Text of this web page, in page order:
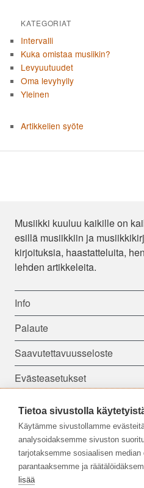
KATEGORIAT
Intervalli
Kuka omistaa musiikin?
Levyuutuudet
Oma levyhylly
Yleinen
Artikkelien syöte
Musiikki kuuluu kaikille on
esillä musiikkiin ja
kirjoituksia, haastatteluita,
lehden artikkeleita.
Info
Palaute
Saavutettavuusseloste
Evästeasetukset
Seuraa meitä:
Tietoa sivustolla
Käytämme sivustollamme
analysoidaksemme sivuston
tarjotaksemme sosiaalisen
parantaaksemme ja
lisää